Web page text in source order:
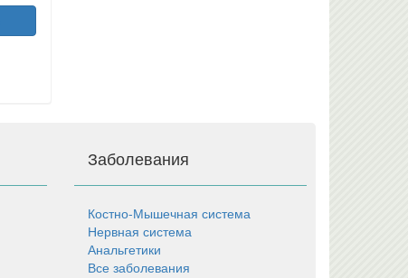
Заболевания
Костно-Мышечная система
Нервная система
Анальгетики
Все заболевания